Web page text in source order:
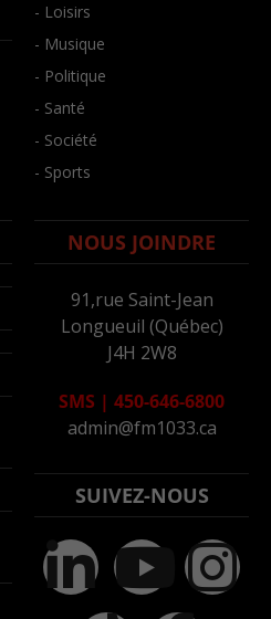
- Loisirs
- Musique
- Politique
- Santé
- Société
- Sports
NOUS JOINDRE
91,rue Saint-Jean
Longueuil (Québec)
J4H 2W8
SMS | 450-646-6800
admin@fm1033.ca
SUIVEZ-NOUS